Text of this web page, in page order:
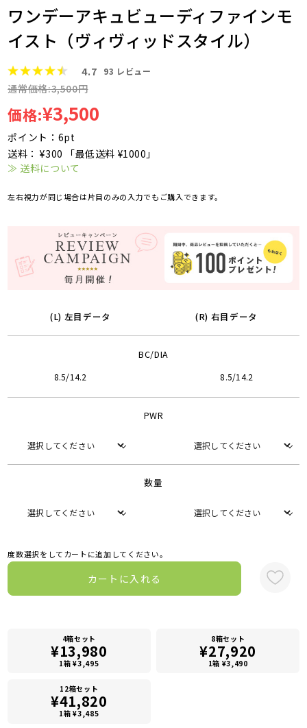
ワンデーアキュビューディファインモ
イスト（ヴィヴィッドスタイル）
4.7 93 レビュー
通常価格:3,500円
価格:¥3,500
ポイント：6pt
送料： ¥300 「最低送料 ¥1000」
≫ 送料について
左右視力が同じ場合は片目のみの入力でもご購入できます。
(L) 左目データ (R) 右目データ
BC/DIA
8.5/14.2 8.5/14.2
PWR
数量
度数選択をしてカートに追加してください。
カートに入れる
4箱セット
¥13,980
1箱 ¥3,495
8箱セット
¥27,920
1箱 ¥3,490
12箱セット
¥41,820
1箱 ¥3,485